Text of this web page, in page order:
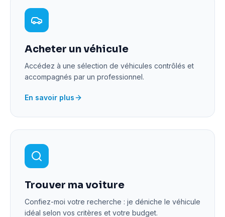
Acheter un véhicule
Accédez à une sélection de véhicules contrôlés et
accompagnés par un professionnel.
En savoir plus
Trouver ma voiture
Confiez-moi votre recherche : je déniche le véhicule
idéal selon vos critères et votre budget.